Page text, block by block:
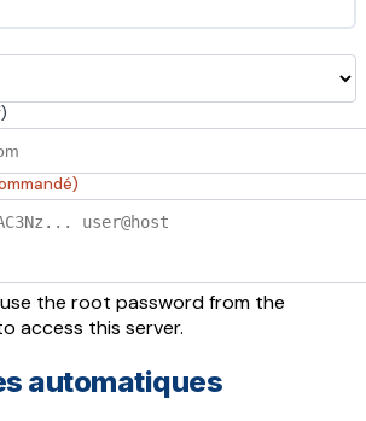
the root password from the
access this server.
automatiques